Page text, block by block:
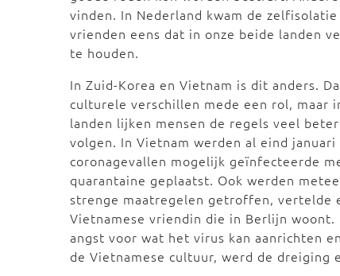
vinden. In Nederland kwam de
vrienden eens dat in onze beide landen
te houden.
In Zuid-Korea en Vietnam is dit anders.
culturele verschillen mede een rol, maar
landen lijken mensen de regels veel
volgen. In Vietnam werden al eind januari
coronagevallen mogelijk geïnfecteerde
quarantaine geplaatst. Ook werden
strenge maatregelen getroffen, vertelde
Vietnamese vriendin die in Berlijn woont.
angst voor wat het virus kan aanrichten
de Vietnamese cultuur, werd de dreiging